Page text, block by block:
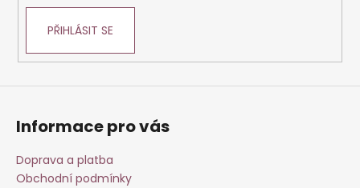
u
PŘIHLÁSIT SE
Informace pro vás
Doprava a platba
Obchodní podmínky